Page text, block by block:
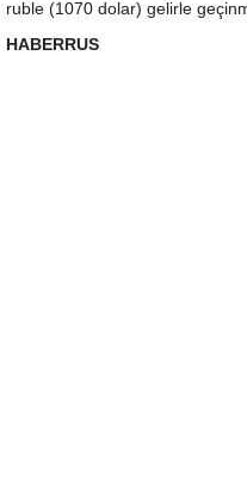
ruble (1070 dolar) gelirle
HABERRUS